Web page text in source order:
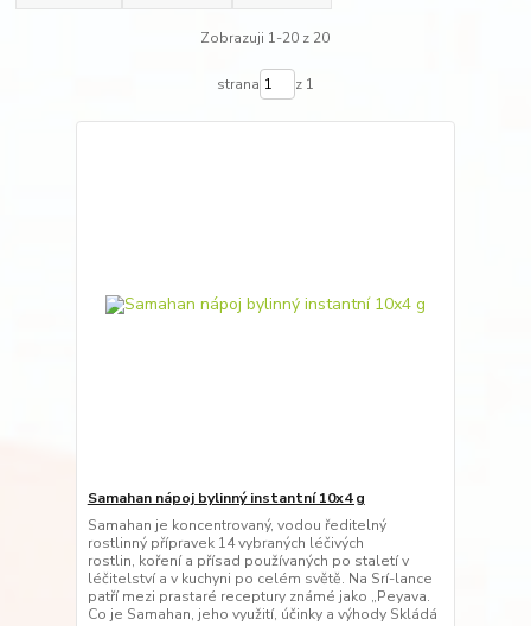
Zobrazuji 1-20 z 20
strana z 1
Samahan nápoj bylinný instantní 10x4 g
Samahan je koncentrovaný, vodou ředitelný
rostlinný přípravek 14 vybraných léčivých
rostlin, koření a přísad používaných po staletí v
léčitelství a v kuchyni po celém světě. Na Srí-lance
patří mezi prastaré receptury známé jako „Peyava.
Co je Samahan, jeho využití, účinky a výhody Skládá